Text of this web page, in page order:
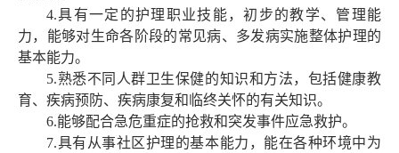
4.具有一定的护理职业技能，初步的教学、管理能
力，能够对生命各阶段的常见病、多发病实施整体护理的
基本能力。
5.熟悉不同人群卫生保健的知识和方法，包括健康教
育、疾病预防、疾病康复和临终关怀的有关知识。
6.能够配合急危重症的抢救和突发事件应急救护。
7.具有从事社区护理的基本能力，能在各种环境中为